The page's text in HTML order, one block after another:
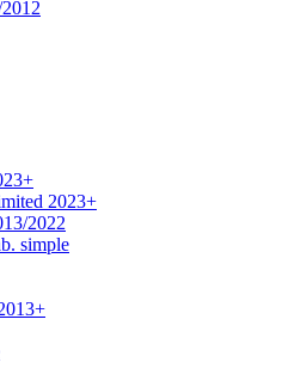
2023+
2022
simple